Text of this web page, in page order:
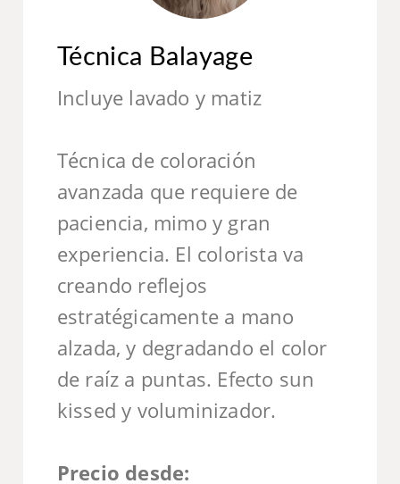
Técnica Balayage
Incluye lavado y matiz
Técnica de coloración
avanzada que requiere de
paciencia, mimo y gran
experiencia. El colorista va
creando reflejos
estratégicamente a mano
alzada, y degradando el color
de raíz a puntas. Efecto sun
kissed y voluminizador.
Precio desde: